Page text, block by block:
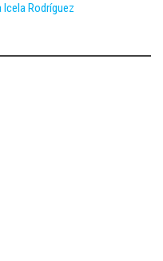
Rodríguez